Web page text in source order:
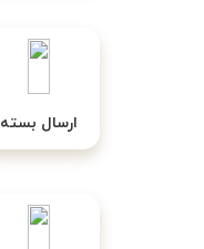
ارسال بسته